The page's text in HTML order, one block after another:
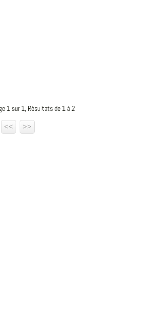
1 sur 1, Résultats de 1 à 2
<<
>>